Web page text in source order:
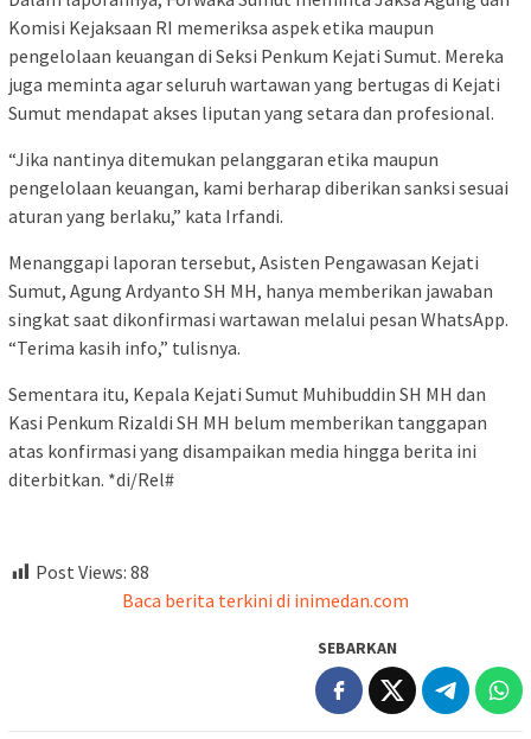
Komisi Kejaksaan RI memeriksa aspek etika maupun
pengelolaan keuangan di Seksi Penkum Kejati Sumut. Mereka
juga meminta agar seluruh wartawan yang bertugas di Kejati
Sumut mendapat akses liputan yang setara dan profesional.
“Jika nantinya ditemukan pelanggaran etika maupun
pengelolaan keuangan, kami berharap diberikan sanksi sesuai
aturan yang berlaku,” kata Irfandi.
Menanggapi laporan tersebut, Asisten Pengawasan Kejati
Sumut, Agung Ardyanto SH MH, hanya memberikan jawaban
singkat saat dikonfirmasi wartawan melalui pesan WhatsApp.
“Terima kasih info,” tulisnya.
Sementara itu, Kepala Kejati Sumut Muhibuddin SH MH dan
Kasi Penkum Rizaldi SH MH belum memberikan tanggapan
atas konfirmasi yang disampaikan media hingga berita ini
diterbitkan. *di/Rel#
Post Views: 88
Baca berita terkini di inimedan.com
SEBARKAN